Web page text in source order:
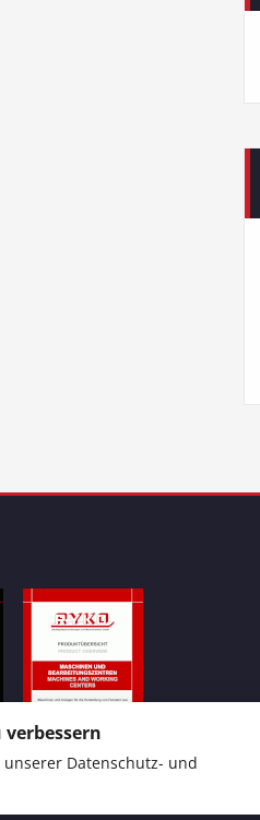
unserer Datenschutz- und